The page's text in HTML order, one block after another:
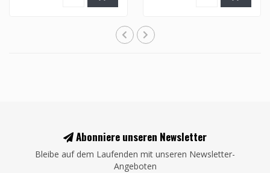
Abonniere unseren Newsletter
Bleibe auf dem Laufenden mit unseren Newsletter-
Angeboten